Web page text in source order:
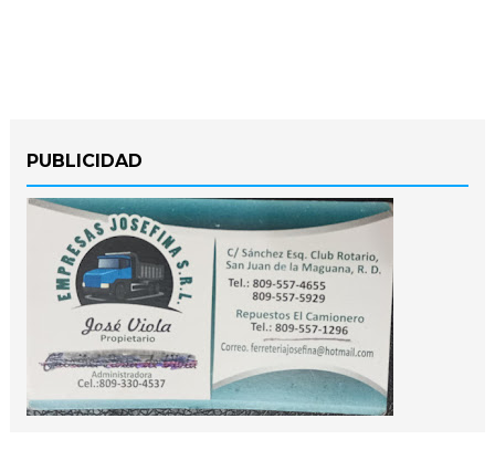
PUBLICIDAD